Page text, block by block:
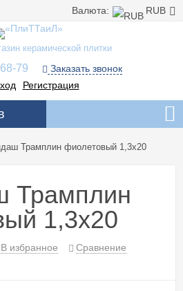
Валюта: RUB
керамической плитки
79
Заказать звонок
Регистрация
Трамплин фиолетовый 1,3x20
Трамплин
1,3x20
В избранное Сравнение